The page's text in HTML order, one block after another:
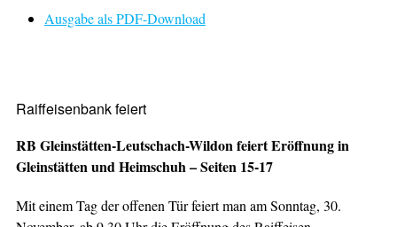
Ausgabe als PDF-Download
Raiffeisenbank feiert
RB Gleinstätten-Leutschach-Wildon feiert Eröffnung in
Gleinstätten und Heimschuh – Seiten 15-17
Mit einem Tag der offenen Tür feiert man am Sonntag, 30.